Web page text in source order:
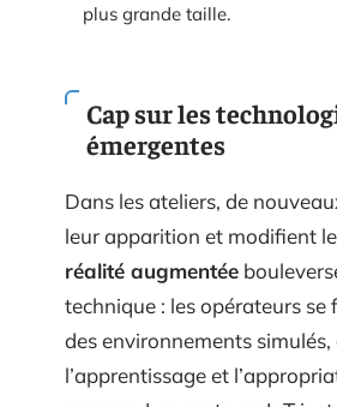
plus grande taille.
Cap sur les
émergentes
Dans les ateliers, de
leur apparition et modifient
réalité augmentée
technique : les opérateurs se
des environnements simulés,
l’apprentissage et